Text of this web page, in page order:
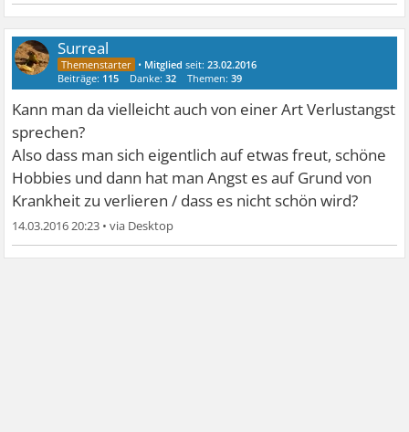
Surreal
• Mitglied seit:23.02.2016
Beiträge: 115 Danke:32 Themen:39
Kann man da vielleicht auch von einer Art Verlustangst
sprechen?
Also dass man sich eigentlich auf etwas freut, schöne
Hobbies und dann hat man Angst es auf Grund von
Krankheit zu verlieren / dass es nicht schön wird?
14.03.2016 20:23 •